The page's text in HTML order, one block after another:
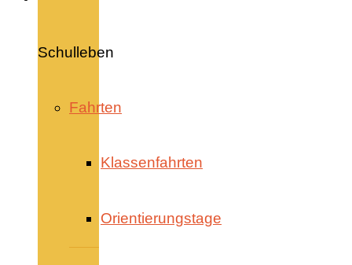
Schulleben
Fahrten
Klassenfahrten
Orientierungstage